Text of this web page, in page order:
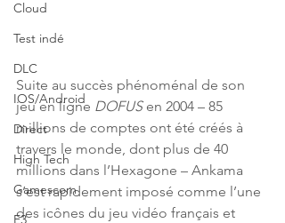
Cloud
Test indé
DLC
IOS/Android
Direct
High Tech
Gamescom
E3
Suite au succès phénoménal de son
jeu en ligne DOFUS en 2004 – 85
millions de comptes ont été créés à
travers le monde, dont plus de 40
millions dans l’Hexagone – Ankama
s’est rapidement imposé comme l’une
des icônes du jeu vidéo français et